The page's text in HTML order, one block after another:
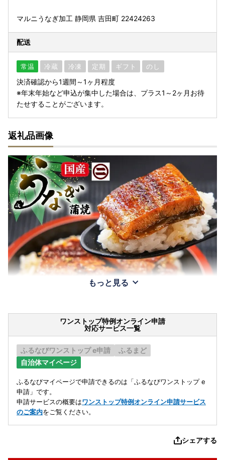
マルニうなぎ加工 静岡県 吉田町 22424263
配送
常温 冷蔵 冷凍 定期 ギフト のし
決済確認から1週間～1ヶ月程度
※年末年始など申込が集中した場合は、プラス1～2ヶ月お待
たせすることがございます。
返礼品画像
もっと見る
ワンストップ特例オンライン申請
対応サービス一覧
ふるなびワンストップ e申請
ふるまど
自治体マイページ
ふるなびマイページで申請できるのは「ふるなびワンストップ e
申請」です。
申請サービスの概要はワンストップ特例オンライン申請サービス
のご案内をご覧ください。
シェアする